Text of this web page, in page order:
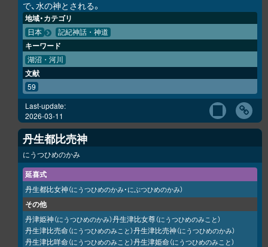
で、水の神とされる。
地域・カテゴリ
日本 記紀神話・神道
キーワード
湖沼・河川
文献
59
Last-update:
2026-03-11
丹生都比売神
にうつひめのかみ
延喜式
丹生都比女神（にうつひめのかみ・にぶつひめのかみ）
その他
丹津姫神（にうつひめのかみ）丹生津比女尊（にうつひめのみこと）
丹生津比売命（にうつひめのみこと）丹生津比売神（にうつひめのかみ）
丹生津比咩命（にうつひめのみこと）丹生津姫命（にうつひめのみこと）